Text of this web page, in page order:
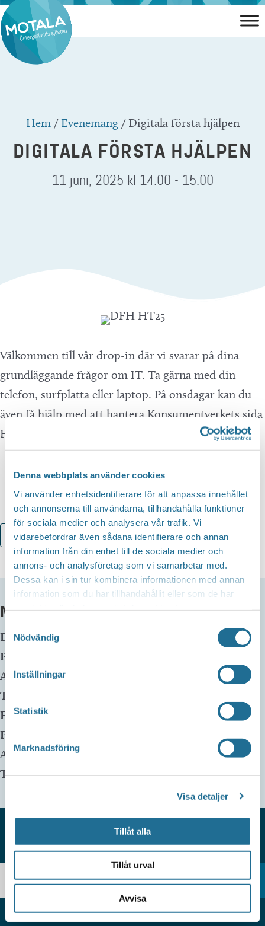
Denna webbplats använder cookies
Vi använder enhetsidentifierare för att anpassa innehållet
och annonserna till användarna, tillhandahålla funktioner
för sociala medier och analysera vår trafik. Vi
vidarebefordrar även sådana identifierare och annan
information från din enhet till de sociala medier och
annons- och analysföretag som vi samarbetar med.
Dessa kan i sin tur kombinera informationen med annan
information som du har tillhandahållit eller som de har
Nödvändig
Inställningar
Statistik
Marknadsföring
Visa detaljer
Tillåt alla
Tillåt urval
Avvisa
Hoppa
till
innehåll
Hem/Evenemang/ Digitala första hjälpen
DIGITALA FÖRSTA HJÄLPEN
11 juni, 2025 kl 14:00 - 15:00
Välkommen till vår drop-in där vi svarar på dina
grundläggande frågor om IT. Ta gärna med din
telefon, surfplatta eller laptop. På onsdagar kan du
även få hjälp med att hantera Konsumentverkets sida
Hallå konsument.
Lägg till i kalender
MER INFO
Datum: 11 juni, 2025 kl 14:00
Plats:
Adress:
Telefon:
E-mail:
Pris:
Arrangör:
Telefonnummer arrangör:
HITTAR DU INTE VAD DU SÖKER?